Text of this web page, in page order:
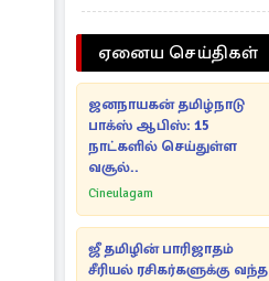
ஏனைய செய்திகள்
ஜனநாயகன் தமிழ்நாடு
பாக்ஸ் ஆபிஸ்: 15
நாட்களில் செய்துள்ள
வசூல்..
Cineulagam
ஜீ தமிழின் பாரிஜாதம்
சீரியல் ரசிகர்களுக்கு வந்த